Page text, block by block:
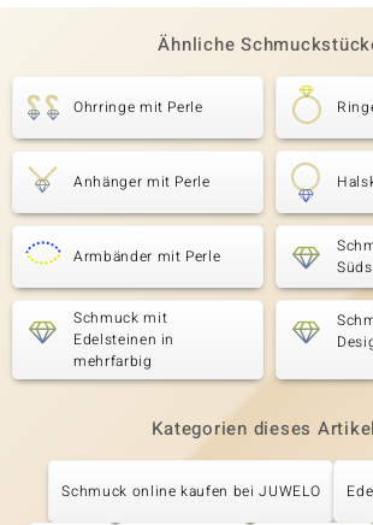
Ähnliche
Ohrringe mit Perle
Anhänger mit Perle
Armbänder mit Perle
Schmuck mit
Edelsteinen in
mehrfarbig
Kategorien dieses
Schmuck online kaufen bei JUWELO